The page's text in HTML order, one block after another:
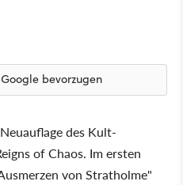
bevorzugen
des Kult-
of Chaos. Im ersten
von Stratholme"